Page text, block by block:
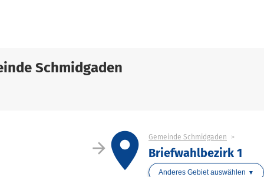
Schmidgaden
arrow_forwardplace Gemeinde Schmidgaden
Briefwahlbezirk 1
Anderes Gebiet auswählen